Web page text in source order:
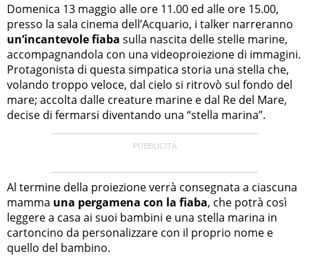
Domenica 13 maggio alle ore 11.00 ed alle ore 15.00,
presso la sala cinema dell’Acquario, i talker narreranno
un’incantevole fiaba sulla nascita delle stelle marine,
accompagnandola con una videoproiezione di immagini.
Protagonista di questa simpatica storia una stella che,
volando troppo veloce, dal cielo si ritrovò sul fondo del
mare; accolta dalle creature marine e dal Re del Mare,
decise di fermarsi diventando una “stella marina”.
Al termine della proiezione verrà consegnata a ciascuna
mamma una pergamena con la fiaba, che potrà così
leggere a casa ai suoi bambini e una stella marina in
cartoncino da personalizzare con il proprio nome e
quello del bambino.